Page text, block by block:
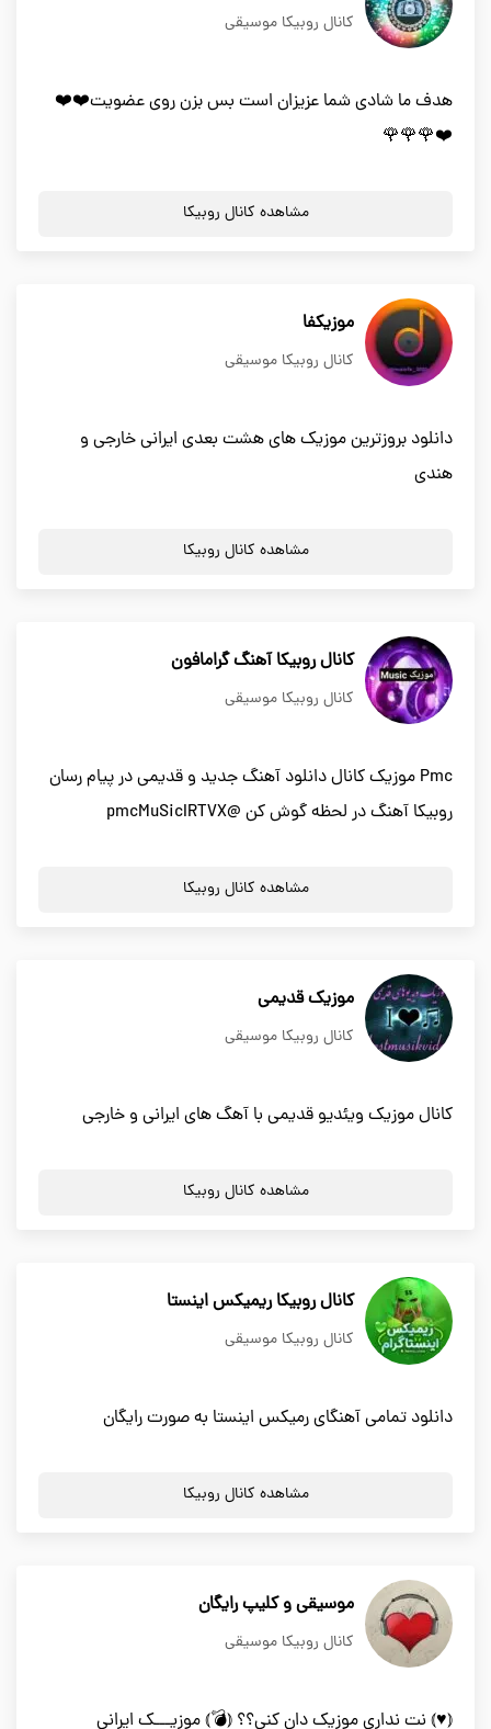
کانال روبیکا موسیقی
هدف ما شادی شما عزیزان است بس بزن روی عضویت❤️❤️
❤️🌹🌹🌹
مشاهده کانال روبیکا
موزیکفا
کانال روبیکا موسیقی
دانلود بروزترین موزیک های هشت بعدی ایرانی خارجی و
هندی
مشاهده کانال روبیکا
کانال روبیکا آهنگ گرامافون
کانال روبیکا موسیقی
Pmc موزیک کانال دانلود آهنگ جدید و قدیمی در پیام رسان
روبیکا آهنگ در لحظه گوش کن @pmcMuSicIRTVX
مشاهده کانال روبیکا
موزیک قدیمی
کانال روبیکا موسیقی
کانال موزیک ویئدیو قدیمی با آهگ های ایرانی و خارجی
مشاهده کانال روبیکا
کانال روبیکا ریمیکس اینستا
کانال روبیکا موسیقی
دانلود تمامی آهنگای رمیکس اینستا به صورت رایگان
مشاهده کانال روبیکا
موسیقی و کلیپ رایگان
کانال روبیکا موسیقی
⦅♥️⦆ نت نداری موزیک دان کنی؟؟ ⦅💣⦆ موزیـــک ایرانی